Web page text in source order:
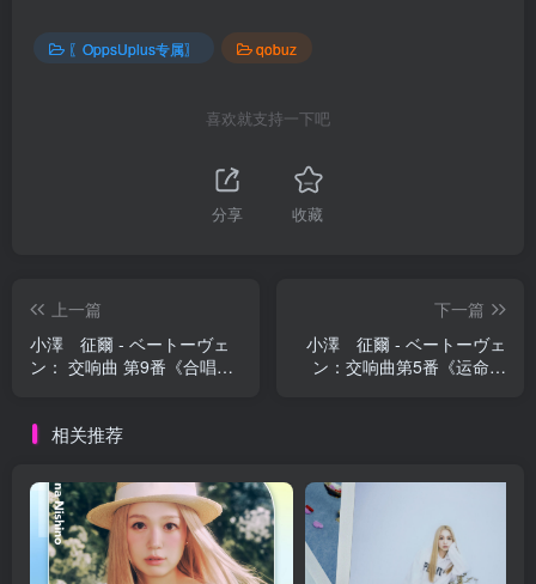
〖OppsUplus专属〗 qobuz
喜欢就支持一下吧
分享 收藏
上一篇
小澤 征爾 - ベートーヴェ
ン： 交响曲 第9番《合唱》
下一篇
小澤 征爾 - ベートーヴェ
ン：交响曲第5番《运命》
相关推荐